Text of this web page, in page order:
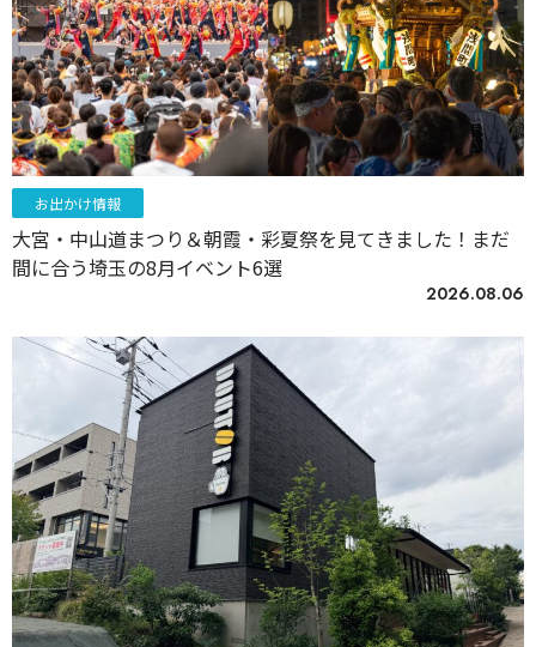
お出かけ情報
大宮・中山道まつり＆朝霞・彩夏祭を見てきました！まだ
間に合う埼玉の8月イベント6選
2026.08.06